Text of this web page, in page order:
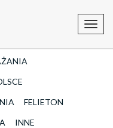
FELIETON
INNE